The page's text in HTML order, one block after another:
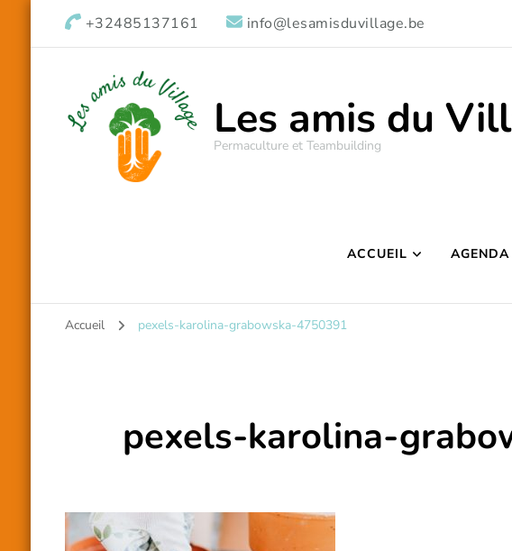
+32485137161 info@lesamisduvillage.be
Les amis du
Permaculture et Teambuilding
ACCUEIL AGENDA
Accueil pexels-karolina-grabowska-4750391
pexels-karolina-